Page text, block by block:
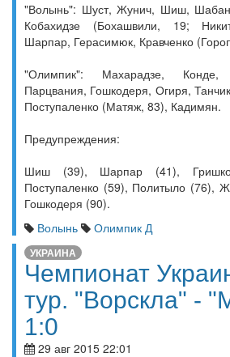
"Волынь": Шуст, Жунич, Шиш,
Кобахидзе (Бохашвили, 19;
Шарпар, Герасимюк, Кравченко
"Олимпик": Махарадзе, Конде,
Парцвания, Гошкодеря, Огиря,
Поступаленко (Матяж, 83), Кадимян.
Предупреждения:
Шиш (39), Шарпар (41),
Поступаленко (59), Политыло (76),
Гошкодеря (90).
Волынь
Олимпик Д
УКРАИНА
Чемпионат
тур. "Ворскла" -
1:0
29 авг 2015 22:01